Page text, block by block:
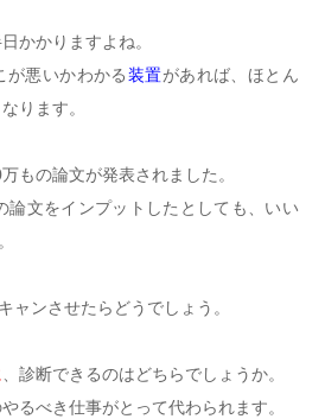
かかりますよね。
が悪いかわかる装置があれば、 ほとん
ります。
もの論文が発表されました。
論文をインプットしたとしても、いい
ャンさせたらどうでしょう。
、診断できるのはどちらでしょうか。
るべき仕事がとって代わられます。